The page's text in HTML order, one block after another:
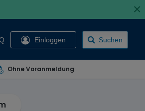
×
Einloggen Suchen
Ohne Voranmeldung